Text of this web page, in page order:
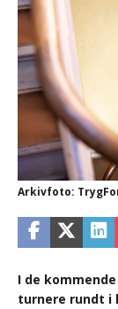
Arkivfoto:
I de
turnere rundt i